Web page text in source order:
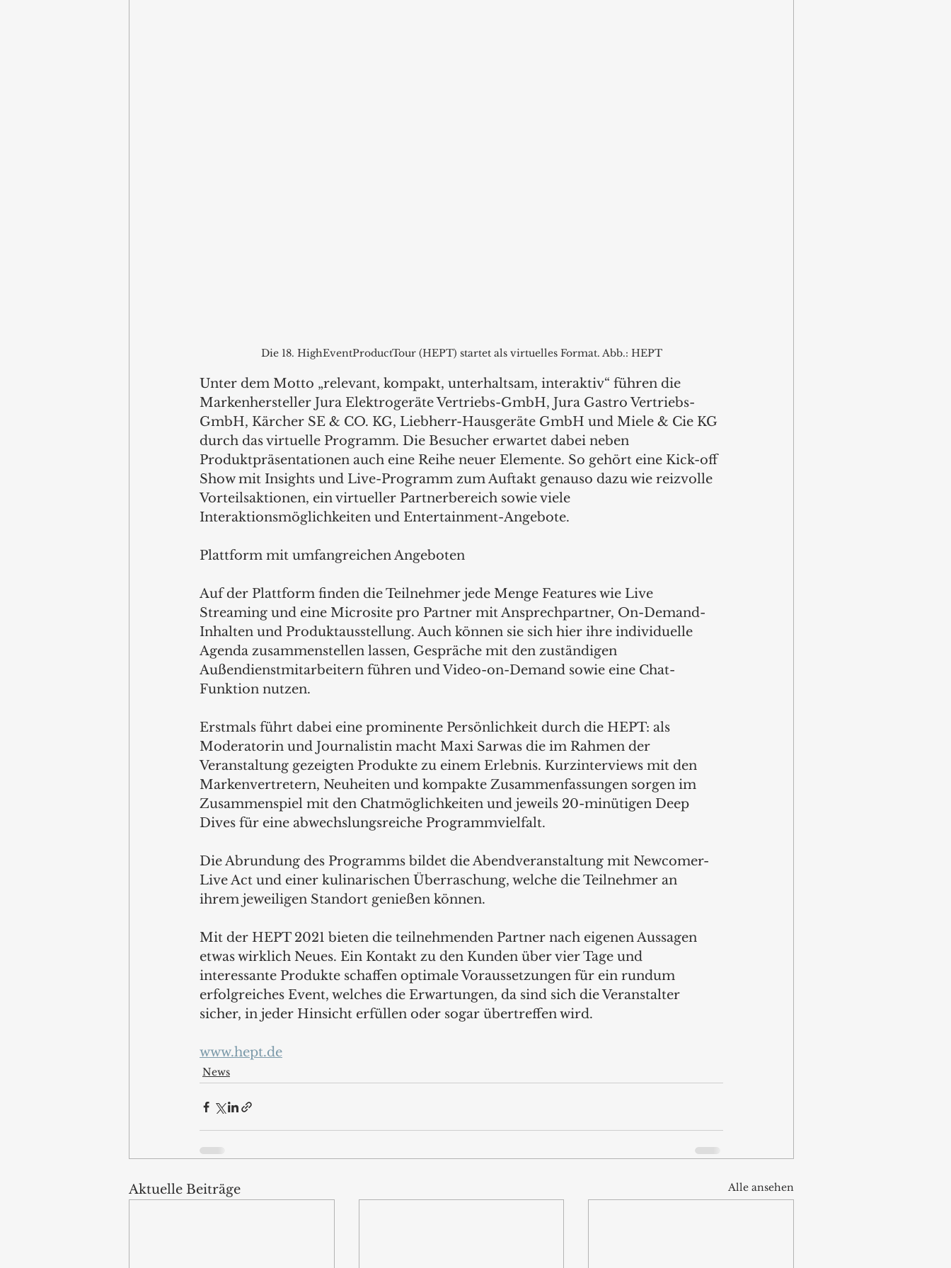
Die 18. HighEventProductTour (HEPT) startet als virtuelles Format. Abb.: HEPT
Unter dem Motto „relevant, kompakt, unterhaltsam, interaktiv“ führen die
Markenhersteller Jura Elektrogeräte Vertriebs-GmbH, Jura Gastro Vertriebs-
GmbH, Kärcher SE & CO. KG, Liebherr-Hausgeräte GmbH und Miele & Cie KG
durch das virtuelle Programm. Die Besucher erwartet dabei neben
Produktpräsentationen auch eine Reihe neuer Elemente. So gehört eine Kick-off
Show mit Insights und Live-Programm zum Auftakt genauso dazu wie reizvolle
Vorteilsaktionen, ein virtueller Partnerbereich sowie viele
Interaktionsmöglichkeiten und Entertainment-Angebote.
Plattform mit umfangreichen Angeboten
Auf der Plattform finden die Teilnehmer jede Menge Features wie Live
Streaming und eine Microsite pro Partner mit Ansprechpartner, On-Demand-
Inhalten und Produktausstellung. Auch können sie sich hier ihre individuelle
Agenda zusammenstellen lassen, Gespräche mit den zuständigen
Außendienstmitarbeitern führen und Video-on-Demand sowie eine Chat-
Funktion nutzen.
Erstmals führt dabei eine prominente Persönlichkeit durch die HEPT: als
Moderatorin und Journalistin macht Maxi Sarwas die im Rahmen der
Veranstaltung gezeigten Produkte zu einem Erlebnis. Kurzinterviews mit den
Markenvertretern, Neuheiten und kompakte Zusammenfassungen sorgen im
Zusammenspiel mit den Chatmöglichkeiten und jeweils 20-minütigen Deep
Dives für eine abwechslungsreiche Programmvielfalt.
Die Abrundung des Programms bildet die Abendveranstaltung mit Newcomer-
Live Act und einer kulinarischen Überraschung, welche die Teilnehmer an
ihrem jeweiligen Standort genießen können.
Mit der HEPT 2021 bieten die teilnehmenden Partner nach eigenen Aussagen
etwas wirklich Neues. Ein Kontakt zu den Kunden über vier Tage und
interessante Produkte schaffen optimale Voraussetzungen für ein rundum
erfolgreiches Event, welches die Erwartungen, da sind sich die Veranstalter
sicher, in jeder Hinsicht erfüllen oder sogar übertreffen wird.
www.hept.de
News
Aktuelle Beiträge Alle ansehen